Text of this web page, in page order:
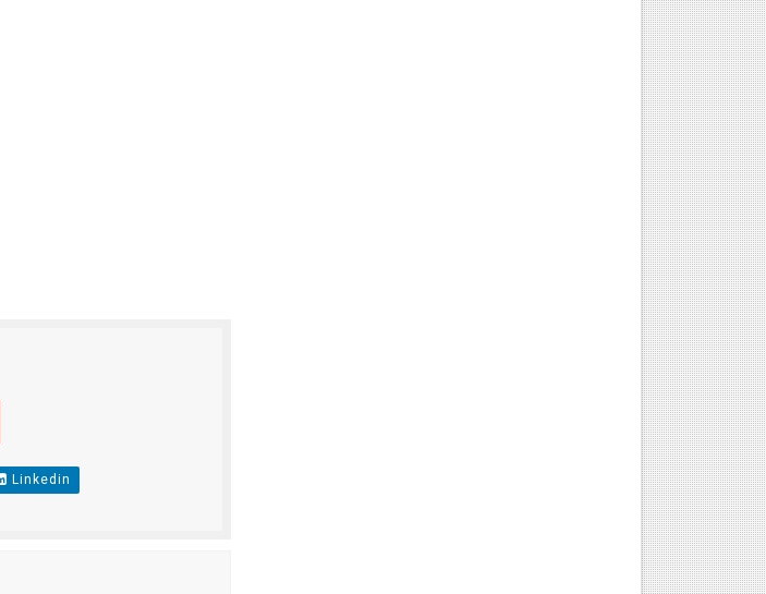
Linkedin